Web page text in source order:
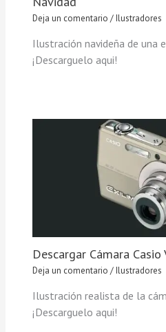
Deja un comentario /Ilustradores
Ilustración navideña de una
¡Descarguelo aqui!
Descargar Cámara
Deja un comentario /Ilustradores
Ilustración realista de la
¡Descarguelo aqui!